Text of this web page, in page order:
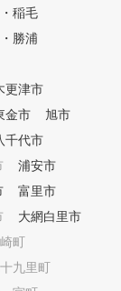
稲毛
勝浦
更津市
金市
旭市
千代市
浦安市
富里市
大網白里市
町
九里町